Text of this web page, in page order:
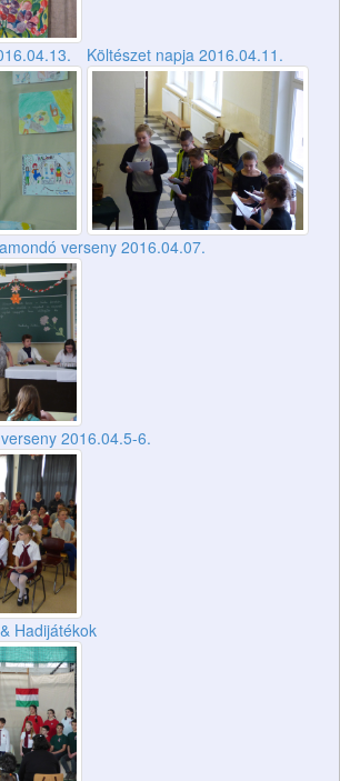
Költészet napja 2016.04.11.
verseny 2016.04.07.
2016.04.5-6.
Hadijátékok